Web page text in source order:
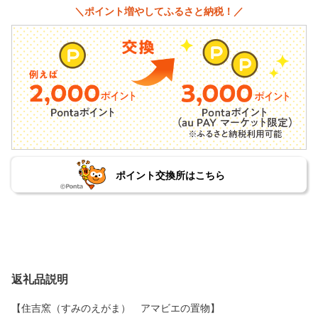
＼ポイント増やしてふるさと納税！／
ポイント交換所はこちら
返礼品説明
【住吉窯（すみのえがま） アマビエの置物】